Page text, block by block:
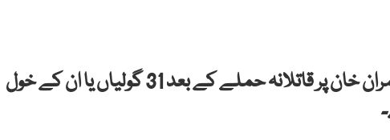
لاہورسابق وزیراعظم اور چیئرمین پی ٹی آئی عمران خان پر قاتلانہ حملے کے بعد 31 گولیاں یا ان کے خول